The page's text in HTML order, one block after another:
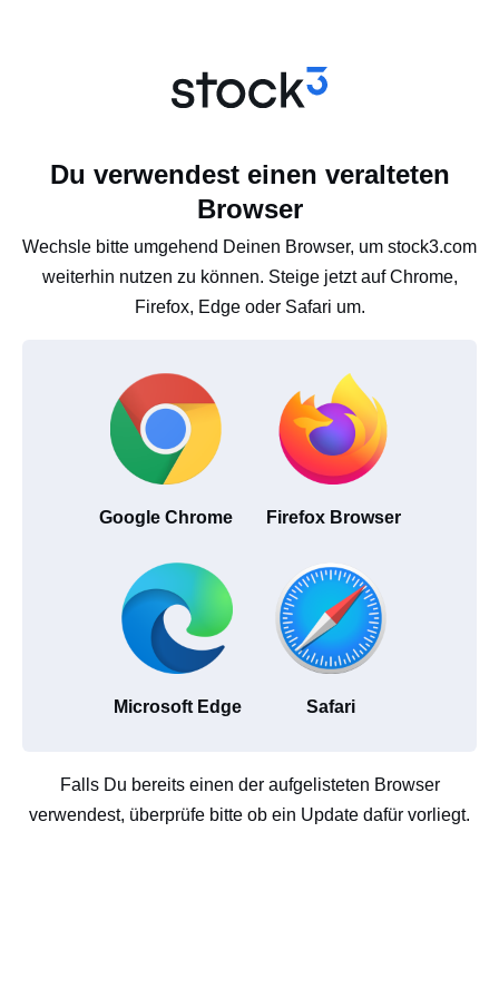
Du verwendest einen veralteten
Browser
Wechsle bitte umgehend Deinen Browser, um stock3.com
weiterhin nutzen zu können. Steige jetzt auf Chrome,
Firefox, Edge oder Safari um.
Google Chrome Firefox Browser
Microsoft Edge Safari
Falls Du bereits einen der aufgelisteten Browser
verwendest, überprüfe bitte ob ein Update dafür vorliegt.